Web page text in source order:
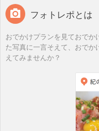
フォトレポとは
おでかけプランを見ておで
た写真に一言そえて、おで
えてみませんか？